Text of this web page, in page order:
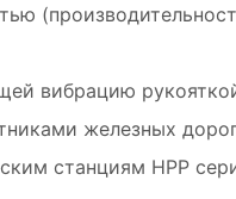
вибрацию рукояткой
железных
станциям HPP